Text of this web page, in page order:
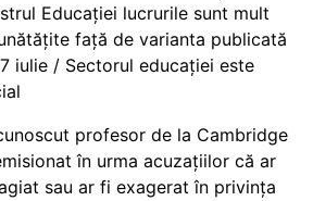
Educației lucrurile sunt mult
față de varianta publicată
iulie / Sectorul educației este
profesor de la Cambridge
în urma acuzațiilor că ar
sau ar fi exagerat în privința